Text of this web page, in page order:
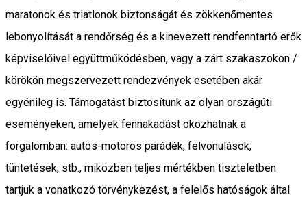
maratonok és triatlonok biztonságát és zökkenőmentes
lebonyolítását a rendőrség és a kinevezett rendfenntartó erők
képviselőivel együttműködésben, vagy a zárt szakaszokon /
körökön megszervezett rendezvények esetében akár
egyénileg is. Támogatást biztosítunk az olyan országúti
eseményeken, amelyek fennakadást okozhatnak a
forgalomban: autós-motoros parádék, felvonulások,
tüntetések, stb., miközben teljes mértékben tiszteletben
tartjuk a vonatkozó törvénykezést, a felelős hatóságok által